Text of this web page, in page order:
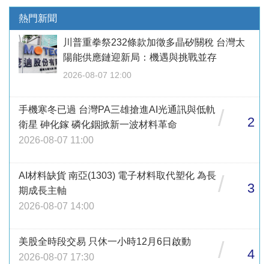
熱門新聞
川普重拳祭232條款加徵多晶矽關稅 台灣太
陽能供應鏈迎新局：機遇與挑戰並存
2026-08-07 12:00
手機寒冬已過 台灣PA三雄搶進AI光通訊與低軌
衛星 砷化鎵 磷化銦掀新一波材料革命
2026-08-07 11:00
/ 2
AI材料缺貨 南亞(1303) 電子材料取代塑化 為長
期成長主軸
2026-08-07 14:00
/ 3
美股全時段交易 只休一小時12月6日啟動
2026-08-07 17:30
/ 4